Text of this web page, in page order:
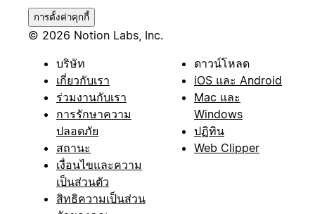
การตั้งค่าคุกกี้
© 2026 Notion Labs, Inc.
บริษัท
เกี่ยวกับเรา
ร่วมงานกับเรา
การรักษาความ
ปลอดภัย
สถานะ
เงื่อนไขและความ
เป็นส่วนตัว
สิทธิความเป็นส่วน
ดาวน์โหลด
iOS และ Android
Mac และ
Windows
ปฏิทิน
Web Clipper